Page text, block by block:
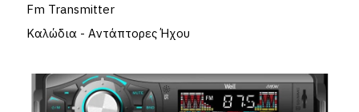
Fm Transmitter
Καλώδια - Αντάπτορες Ήχου